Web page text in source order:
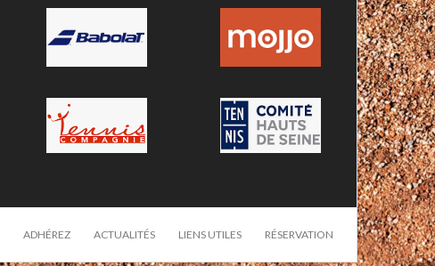
ADHÉREZ ACTUALITÉS LIENS UTILES RÉSERVATION